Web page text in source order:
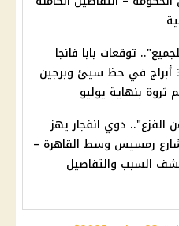
توقعات بابا فانجا
2025 تكشف 3 أبراج في حظ سيئ وبرجين
بنهاية يوليو
الفزع".. دوي انفجار يهز
رمسيس وسط القاهرة –
السبب والتفاصيل